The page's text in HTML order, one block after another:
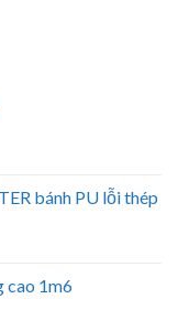
bánh PU lỗi thép
cao 1m6